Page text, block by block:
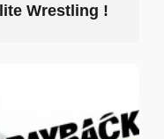
Wrestling !